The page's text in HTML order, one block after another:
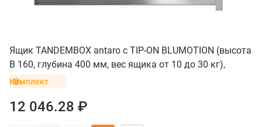
Ящик TANDEMBOX antaro с TIP-ON BLUMOTION (высота
B 160, глубина 400 мм, вес ящика от 10 до 30 кг),
крепление саморезы, нержавеющая сталь
Комплект
12 046.28 ₽